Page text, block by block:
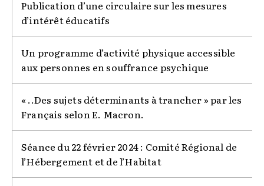
Publication d’une circulaire sur les mesures
d’intérêt éducatifs
Un programme d’activité physique accessible
aux personnes en souffrance psychique
« ..Des sujets déterminants à trancher » par les
Français selon E. Macron.
Séance du 22 février 2024 : Comité Régional de
l’Hébergement et de l’Habitat